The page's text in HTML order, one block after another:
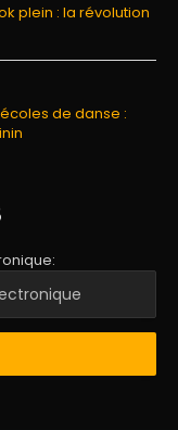
plein : la révolution
de danse :